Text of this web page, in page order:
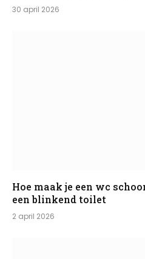
30 april 2026
Hoe maak je een wc
een blinkend toilet
2 april 2026